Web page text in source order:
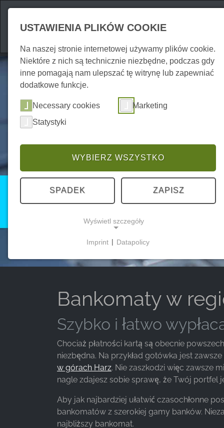
Atrakcje
Serwis Harzspots
Bankomaty w
Szybko i łatwo
Chociaż płatności kartą są obecnie
niezbędna. Na przykład gotówka jest
w górach Harz. Nie zaszkodzi więc zawsze
nagle zdajesz sobie sprawę, że Twój portfel
Aby jak najbardziej ułatwić czasochłonne
bankomatów z szerokiej gamy banków.
najbliższy bankomat.
USTAWIENIA PLIKÓW COOKIE
Na naszej stronie internetowej używamy plików cookie.
Niektóre z nich są technicznie niezbędne, podczas gdy
inne pomagają nam ulepszać tę witrynę lub zapewniać
dodatkowe funkcje.
Necessary cookies
Marketing
Statystyki
WYBIERZ WSZYSTKO
SPADEK ZAPISZ
Wyświetl szczegóły
Te pliki cookie umożliwiają podstawową
MARKETING
Marketingowe pliki cookie są wykorzystywane
przez strony trzecie do wyświetlania
spersonalizowanych reklam. Robią to poprzez
śledzenie odwiedzających na różnych stronach
internetowych.
Facebook Pixel
Imprint | Datapolicy